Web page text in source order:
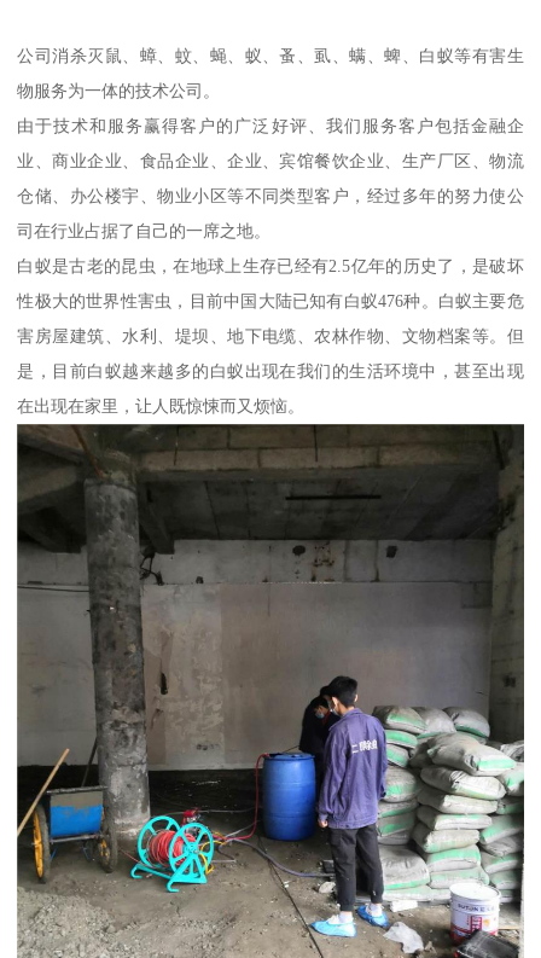
公司消杀灭鼠、蟑、蚊、蝇、蚁、蚤、虱、螨、蜱、白蚁等有害生
物服务为一体的技术公司。
由于技术和服务赢得客户的广泛好评、我们服务客户包括金融企
业、商业企业、食品企业、企业、宾馆餐饮企业、生产厂区、物流
仓储、办公楼宇、物业小区等不同类型客户，经过多年的努力使公
司在行业占据了自己的一席之地。
白蚁是古老的昆虫，在地球上生存已经有2.5亿年的历史了，是破坏
性极大的世界性害虫，目前中国大陆已知有白蚁476种。白蚁主要危
害房屋建筑、水利、堤坝、地下电缆、农林作物、文物档案等。但
是，目前白蚁越来越多的白蚁出现在我们的生活环境中，甚至出现
在出现在家里，让人既惊悚而又烦恼。